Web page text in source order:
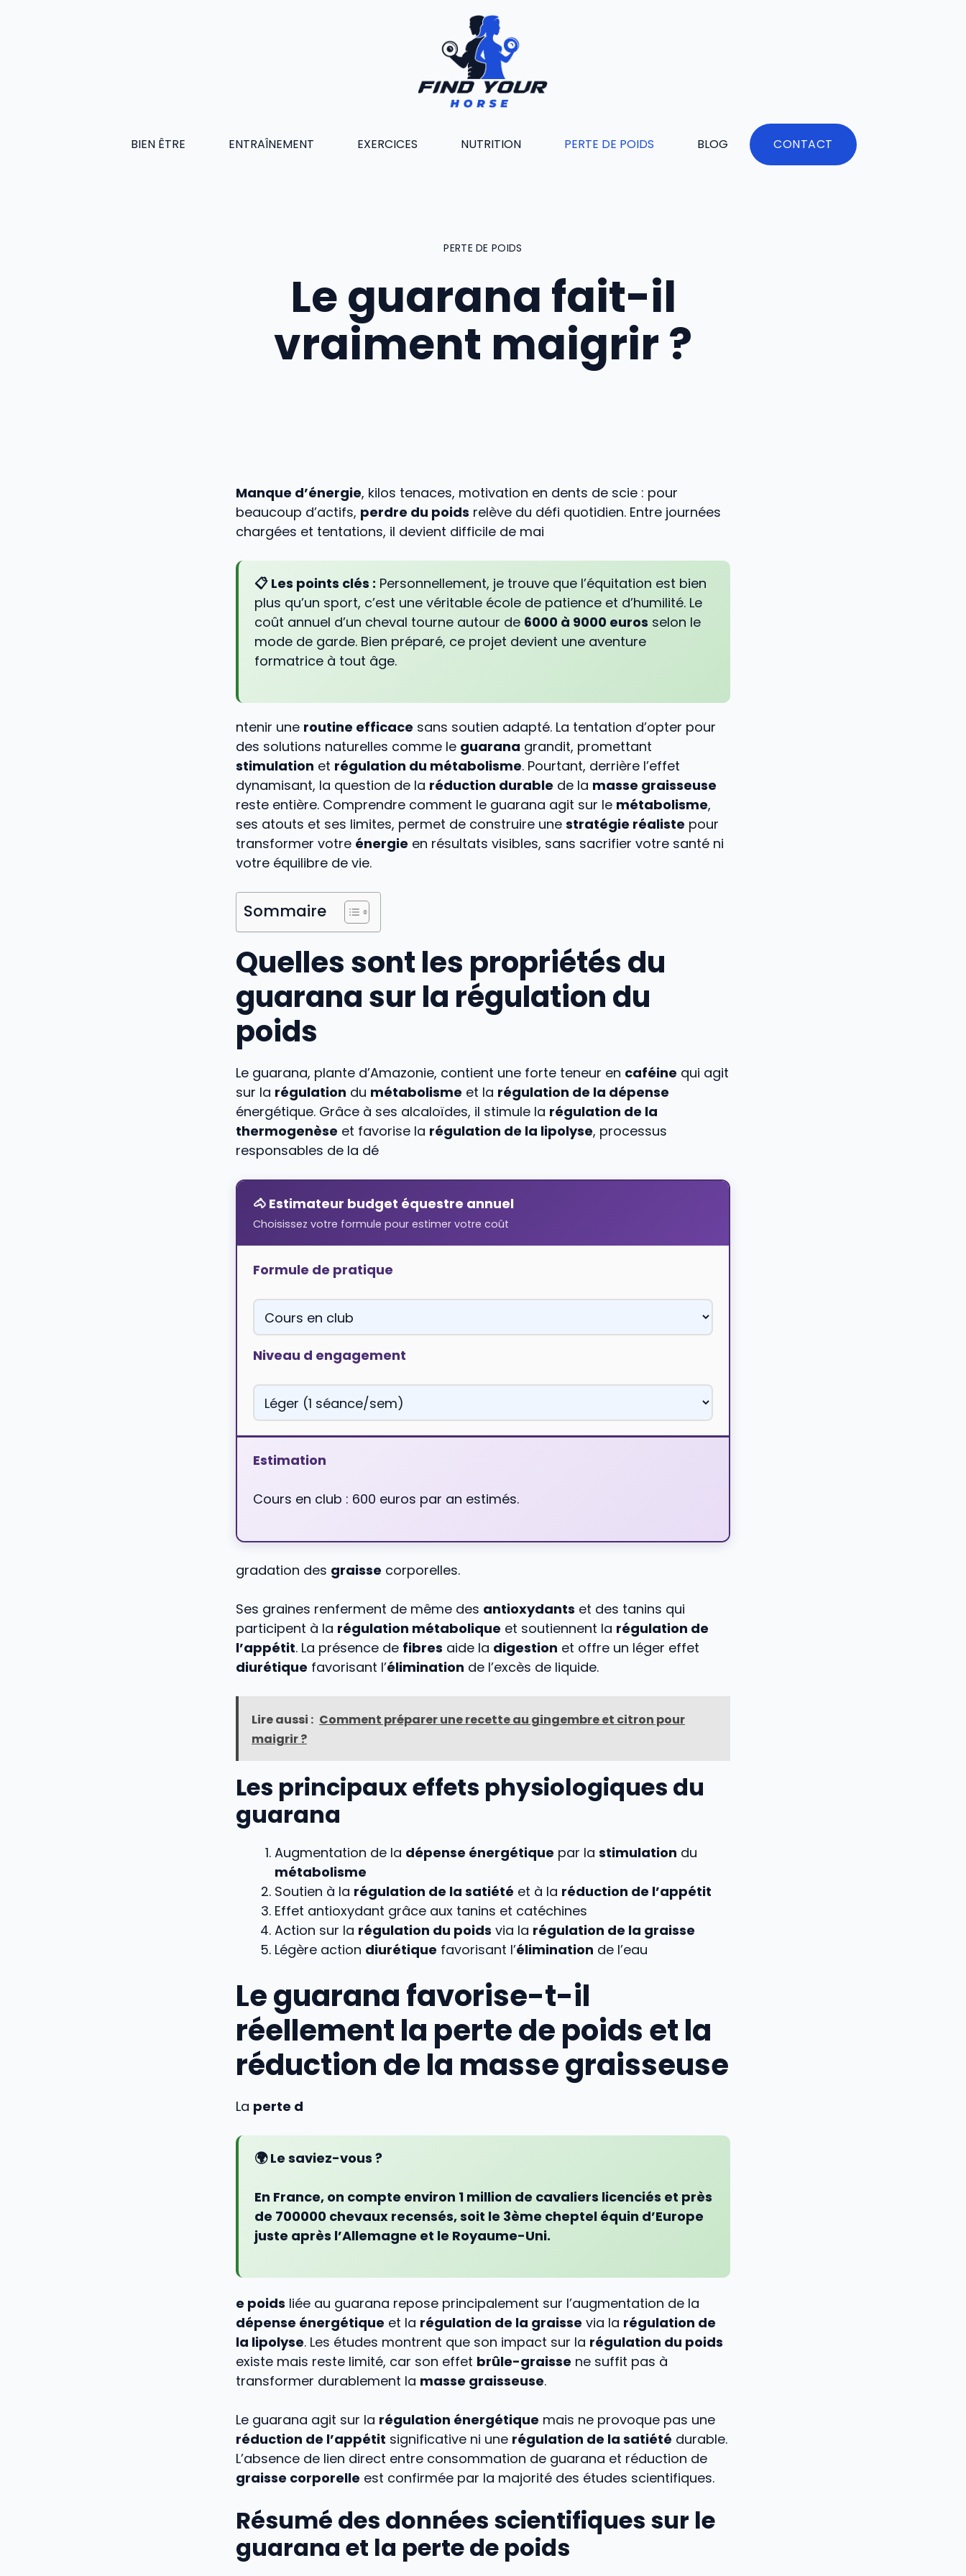
BIEN ÊTRE ENTRAÎNEMENT EXERCICES NUTRITION PERTE DE POIDS BLOG CONTACT
PERTE DE POIDS
Le guarana fait-il
vraiment maigrir ?
Manque d’énergie, kilos tenaces, motivation en dents de scie : pour
beaucoup d’actifs, perdre du poids relève du défi quotidien. Entre journées
chargées et tentations, il devient difficile de mai
📋 Les points clés : Personnellement, je trouve que l’équitation est bien
plus qu’un sport, c’est une véritable école de patience et d’humilité. Le
coût annuel d’un cheval tourne autour de 6000 à 9000 euros selon le
mode de garde. Bien préparé, ce projet devient une aventure
formatrice à tout âge.
ntenir une routine efficace sans soutien adapté. La tentation d’opter pour
des solutions naturelles comme le guarana grandit, promettant
stimulation et régulation du métabolisme. Pourtant, derrière l’effet
dynamisant, la question de la réduction durable de la masse graisseuse
reste entière. Comprendre comment le guarana agit sur le métabolisme,
ses atouts et ses limites, permet de construire une stratégie réaliste pour
transformer votre énergie en résultats visibles, sans sacrifier votre santé ni
votre équilibre de vie.
Sommaire
Quelles sont les propriétés du
guarana sur la régulation du
poids
Le guarana, plante d’Amazonie, contient une forte teneur en caféine qui agit
sur la régulation du métabolisme et la régulation de la dépense
énergétique. Grâce à ses alcaloïdes, il stimule la régulation de la
thermogenèse et favorise la régulation de la lipolyse, processus
responsables de la dé
🐴 Estimateur budget équestre annuel
Choisissez votre formule pour estimer votre coût
Formule de pratique
Niveau d engagement
Estimation
Cours en club : 600 euros par an estimés.
gradation des graisse corporelles.
Ses graines renferment de même des antioxydants et des tanins qui
participent à la régulation métabolique et soutiennent la régulation de
l’appétit. La présence de fibres aide la digestion et offre un léger effet
diurétique favorisant l’élimination de l’excès de liquide.
Lire aussi : Comment préparer une recette au gingembre et citron pour
maigrir ?
Les principaux effets physiologiques du
guarana
Augmentation de la dépense énergétique par la stimulation du
métabolisme
Soutien à la régulation de la satiété et à la réduction de l’appétit
Effet antioxydant grâce aux tanins et catéchines
Action sur la régulation du poids via la régulation de la graisse
Légère action diurétique favorisant l’élimination de l’eau
Le guarana favorise-t-il
réellement la perte de poids et la
réduction de la masse graisseuse
La perte d
🌍 Le saviez-vous ?
En France, on compte environ 1 million de cavaliers licenciés et près
de 700000 chevaux recensés, soit le 3ème cheptel équin d’Europe
juste après l’Allemagne et le Royaume-Uni.
e poids liée au guarana repose principalement sur l’augmentation de la
dépense énergétique et la régulation de la graisse via la régulation de
la lipolyse. Les études montrent que son impact sur la régulation du poids
existe mais reste limité, car son effet brûle-graisse ne suffit pas à
transformer durablement la masse graisseuse.
Le guarana agit sur la régulation énergétique mais ne provoque pas une
réduction de l’appétit significative ni une régulation de la satiété durable.
L’absence de lien direct entre consommation de guarana et réduction de
graisse corporelle est confirmée par la majorité des études scientifiques.
Résumé des données scientifiques sur le
guarana et la perte de poids